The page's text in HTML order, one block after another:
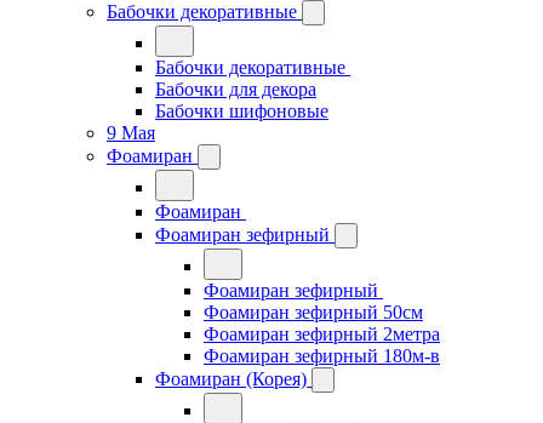
Бабочки декоративные
Бабочки декоративные
Бабочки для декора
Бабочки шифоновые
9 Мая
Фоамиран
Фоамиран
Фоамиран зефирный
Фоамиран зефирный
Фоамиран зефирный 50см
Фоамиран зефирный 2метра
Фоамиран зефирный 180м-в
Фоамиран (Корея)